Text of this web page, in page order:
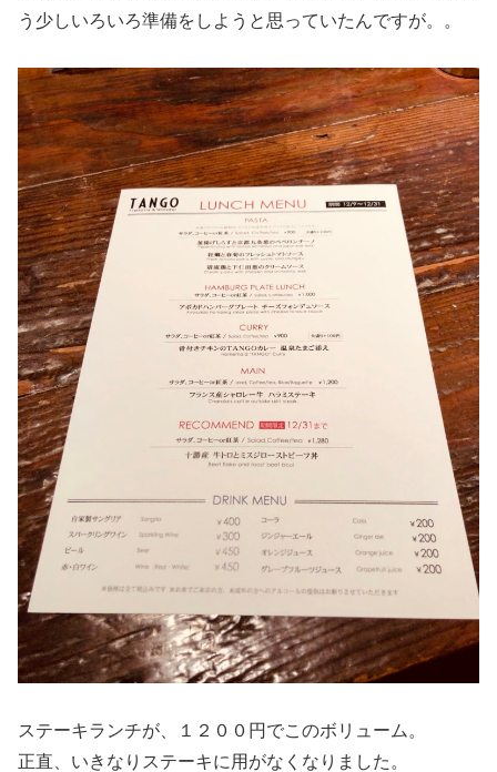
う少しいろいろ準備をしようと思っていたんですが。。
ステーキランチが、１２００円でこのボリューム。
正直、いきなりステーキに用がなくなりました。